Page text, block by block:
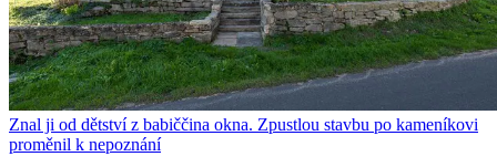
Znal ji od dětství z babiččina okna. Zpustlou stavbu po kameníkovi
proměnil k nepoznání